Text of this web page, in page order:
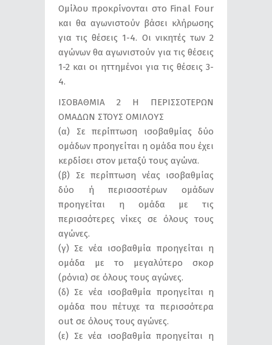
Ομίλου προκρίνονται στο Final Four
και θα αγωνιστούν βάσει κλήρωσης
για τις θέσεις 1-4. Οι νικητές των 2
αγώνων θα αγωνιστούν για τις θέσεις
1-2 και οι ηττημένοι για τις θέσεις 3-
4.
ΙΣΟΒΑΘΜΙΑ 2 Η ΠΕΡΙΣΣΟΤΕΡΩΝ
ΟΜΑΔΩΝ ΣΤΟΥΣ ΟΜΙΛΟΥΣ
(α) Σε περίπτωση ισοβαθμίας δύο
ομάδων προηγείται η ομάδα που έχει
κερδίσει στον μεταξύ τους αγώνα.
(β) Σε περίπτωση νέας ισοβαθμίας
δύο ή περισσοτέρων ομάδων
προηγείται η ομάδα με τις
περισσότερες νίκες σε όλους τους
αγώνες.
(γ) Σε νέα ισοβαθμία προηγείται η
ομάδα με το μεγαλύτερο σκορ
(ρόνια) σε όλους τους αγώνες.
(δ) Σε νέα ισοβαθμία προηγείται η
ομάδα που πέτυχε τα περισσότερα
out σε όλους τους αγώνες.
(ε) Σε νέα ισοβαθμία προηγείται η